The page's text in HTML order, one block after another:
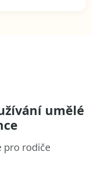
umělé
pro rodiče